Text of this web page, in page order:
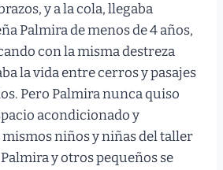
y a la cola, llegaba
Palmira de menos de 4 años,
con la misma destreza
la vida entre cerros y pasajes
Pero Palmira nunca quiso
acondicionado y
niños y niñas del taller
y otros pequeños se